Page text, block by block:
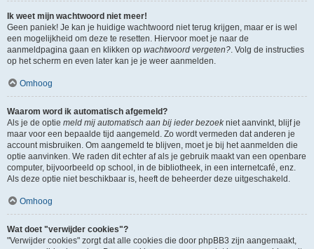
Ik weet mijn wachtwoord niet meer!
Geen paniek! Je kan je huidige wachtwoord niet terug krijgen, maar er is wel
een mogelijkheid om deze te resetten. Hiervoor moet je naar de
aanmeldpagina gaan en klikken op wachtwoord vergeten?. Volg de instructies
op het scherm en even later kan je je weer aanmelden.
Omhoog
Waarom word ik automatisch afgemeld?
Als je de optie meld mij automatisch aan bij ieder bezoekniet aanvinkt, blijf je
maar voor een bepaalde tijd aangemeld. Zo wordt vermeden dat anderen je
account misbruiken. Om aangemeld te blijven, moet je bij het aanmelden die
optie aanvinken. We raden dit echter af als je gebruik maakt van een openbare
computer, bijvoorbeeld op school, in de bibliotheek, in een internetcafé, enz.
Als deze optie niet beschikbaar is, heeft de beheerder deze uitgeschakeld.
Omhoog
Wat doet "verwijder cookies"?
"Verwijder cookies" zorgt dat alle cookies die door phpBB3 zijn aangemaakt,